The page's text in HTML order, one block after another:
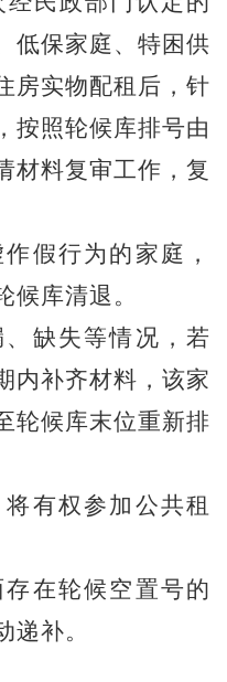
低保家庭、特困供
房实物配租后，针
按照轮候库排号由
材料复审工作，复
假行为的家庭，
候库清退。
缺失等情况，若
内补齐材料，该家
轮候库末位重新排
有权参加公共租
在轮候空置号的
递补。